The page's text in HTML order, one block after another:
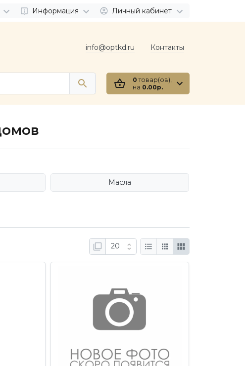
Информация Личный кабинет
info@optkd.ru Контакты
0 товар(ов),
на 0.00р.
Масла